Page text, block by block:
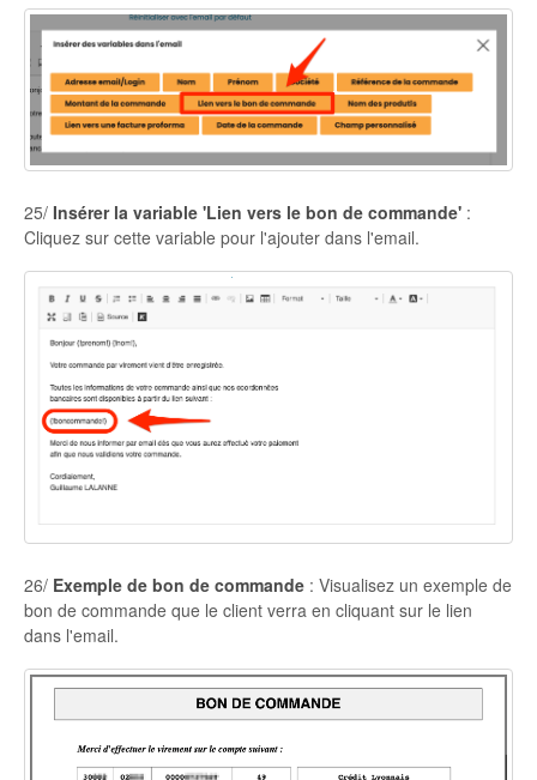
25/ Insérer la variable 'Lien vers le bon de commande' :
Cliquez sur cette variable pour l'ajouter dans l'email.
26/ Exemple de bon de commande : Visualisez un exemple de
bon de commande que le client verra en cliquant sur le lien
dans l'email.